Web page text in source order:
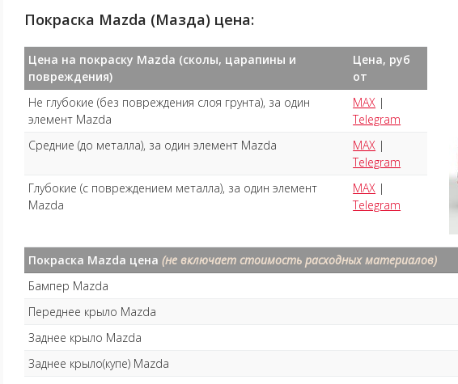
Покраска Mazda (Мазда) цена:
Цена на покраску Mazda (сколы, царапины и
повреждения)
Цена, руб
от
Не глубокие (без повреждения слоя грунта), за один
элемент Mazda
MAX |
Telegram
Средние (до металла), за один элемент Mazda
MAX |
Telegram
Глубокие (с повреждением металла), за один элемент
Mazda
MAX |
Telegram
Покраска Mazda цена(не включает стоимость расходных материалов)
Бампер Mazda
Переднее крыло Mazda
Заднее крыло Mazda
Заднее крыло(купе) Mazda